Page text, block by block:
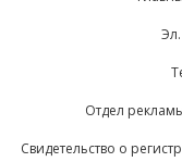
Отдел
Свидетельство о